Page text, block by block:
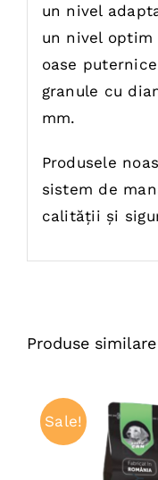
un nivel
un nivel
oase
granule cu
mm.
Produsele
sistem de
calității și
Produse similare
Sale!